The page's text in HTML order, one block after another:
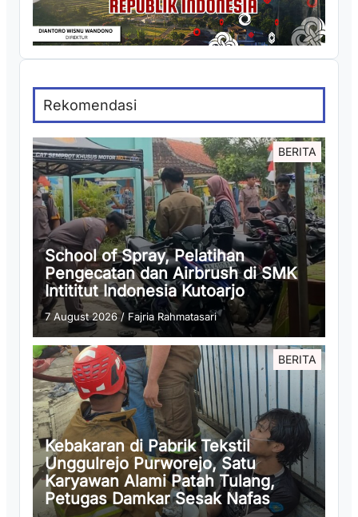
Rekomendasi
BERITA
School of Spray, Pelatihan
Pengecatan dan Airbrush di SMK
Intititut Indonesia Kutoarjo
7 August 2026/ Fajria Rahmatasari
BERITA
Kebakaran di Pabrik Tekstil
Unggulrejo Purworejo, Satu
Karyawan Alami Patah Tulang,
Petugas Damkar Sesak Nafas